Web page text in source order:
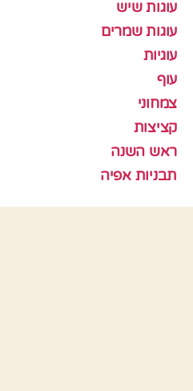
עוגות שיש
עוגות שמרים
עוגיות
עוף
צמחוני
קציצות
ראש השנה
תבניות אפיה